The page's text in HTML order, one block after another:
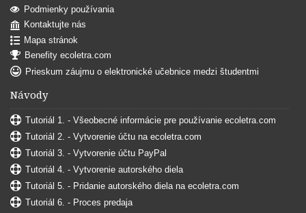
Podmienky používania
Kontaktujte nás
Mapa stránok
Benefity ecoletra.com
Prieskum záujmu o elektronické učebnice medzi študentmi
Návody
Tutoriál 1. - Všeobecné informácie pre používanie ecoletra.com
Tutoriál 2. - Vytvorenie účtu na ecoletra.com
Tutoriál 3. - Vytvorenie účtu PayPal
Tutoriál 4. - Vytvorenie autorského diela
Tutoriál 5. - Pridanie autorského diela na ecoletra.com
Tutoriál 6. - Proces predaja